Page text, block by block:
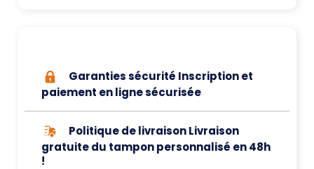
Garanties sécurité Inscription et
paiement en ligne sécurisée
Politique de livraison Livraison
gratuite du tampon personnalisé en 48h
!